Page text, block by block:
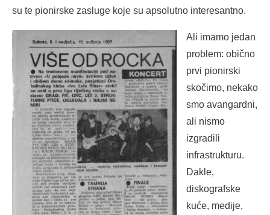
su te pionirske zasluge koje su apsolutno interesantno.
Ali imamo jedan
problem: obično
prvi pionirski
skočimo, nekako
smo avangardni,
ali nismo
izgradili
infrastrukturu.
Dakle,
diskografske
kuće, medije,